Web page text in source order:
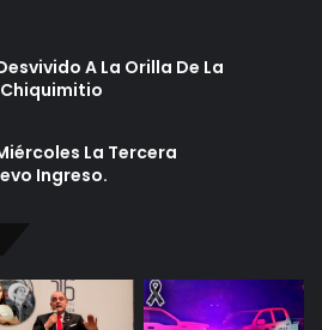
A La Orilla De La
La Tercera
Ingreso.